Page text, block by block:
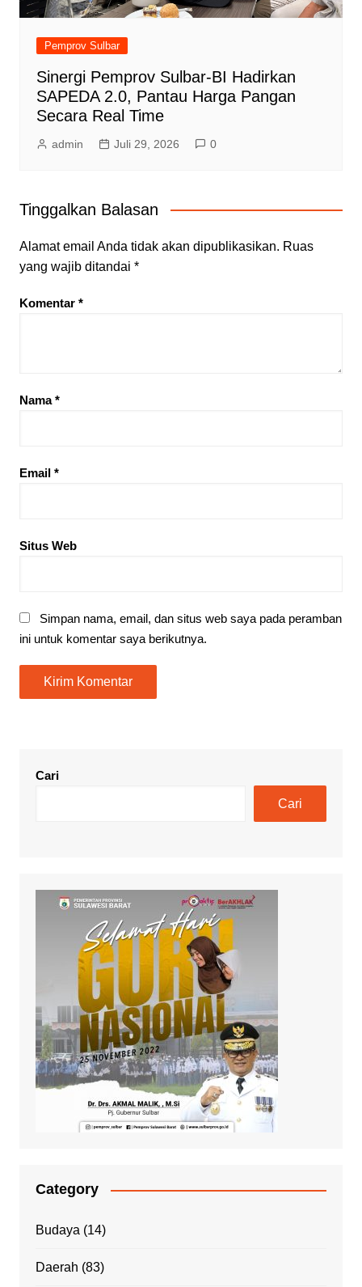
Pemprov Sulbar
Sinergi Pemprov Sulbar-BI Hadirkan
SAPEDA 2.0, Pantau Harga Pangan
Secara Real Time
admin Juli 29, 2026 0
Tinggalkan Balasan
Alamat email Anda tidak akan dipublikasikan. Ruas
yang wajib ditandai *
Komentar *
Nama*
Email *
Situs Web
Simpan nama, email, dan situs web saya pada peramban
ini untuk komentar saya berikutnya.
Cari
Cari
Category
Budaya (14)
Daerah (83)